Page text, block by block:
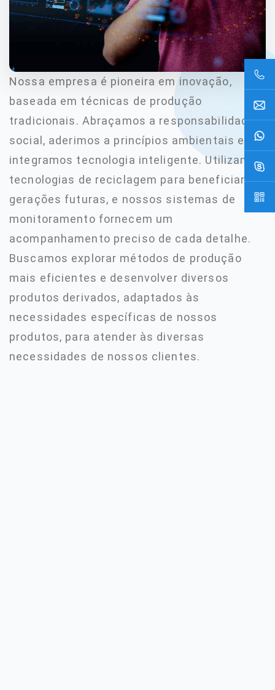
Nossa empresa é pioneira em inovação,
baseada em técnicas de produção
tradicionais. Abraçamos a responsabilidade
social, aderimos a princípios ambientais e
integramos tecnologia inteligente. Utilizamos
tecnologias de reciclagem para beneficiar as
gerações futuras, e nossos sistemas de
monitoramento fornecem um
acompanhamento preciso de cada detalhe.
Buscamos explorar métodos de produção
mais eficientes e desenvolver diversos
produtos derivados, adaptados às
necessidades específicas de nossos
produtos, para atender às diversas
necessidades de nossos clientes.